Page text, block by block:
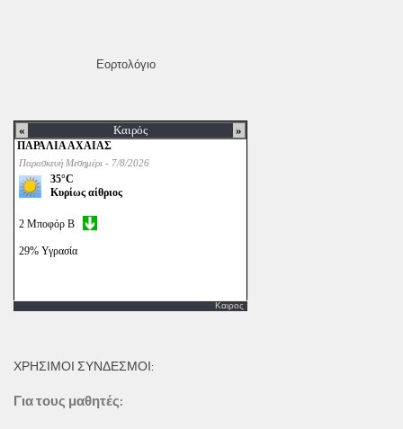
Εορτολόγιο
Καιρος
ΧΡΗΣΙΜΟΙ ΣΥΝΔΕΣΜΟΙ:
Για τους μαθητές: